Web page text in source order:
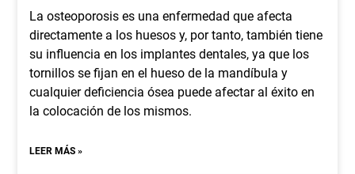
La osteoporosis es una enfermedad que afecta
directamente a los huesos y, por tanto, también tiene
su influencia en los implantes dentales, ya que los
tornillos se fijan en el hueso de la mandíbula y
cualquier deficiencia ósea puede afectar al éxito en
la colocación de los mismos.
LEER MÁS »